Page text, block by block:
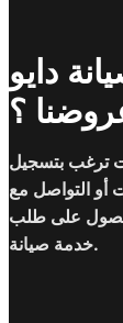
دايو
؟
ترغب بتسجيل
أو التواصل مع
على طلب
خدمة صيانة.